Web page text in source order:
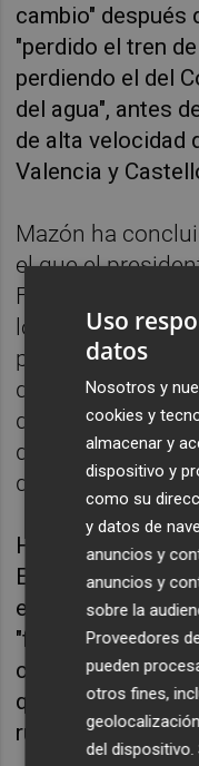
cambio" después
"perdido el tren
perdiendo el del
del agua", antes
de alta velocidad
Valencia y
Mazón ha
el que el
Feijóo le ha
los meses que
puesto que el
del PPCV lo
desde el Palau de
deterioro
dimisión obligada
Ha sido el
Esteban
el vídeo, al que
"fallar", porque el
cinco millones de
que quieren ese
rumbo de España".
Uso
datos
Nosotros y
cookies y
almacenar y
dispositivo y
como su
y datos de
anuncios y
anuncios y
sobre la
Proveedores
pueden
otros fines,
del